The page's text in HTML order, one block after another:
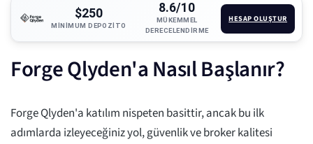
$250
MINIMUM DEPOZITO
8.6/10
MÜKEMMEL
DERECELENDIRME
HESAP OLUŞTUR
Forge Qlyden'a Nasıl Başlanır?
Forge Qlyden'a katılım nispeten basittir, ancak bu ilk
adımlarda izleyeceğiniz yol, güvenlik ve broker kalitesi